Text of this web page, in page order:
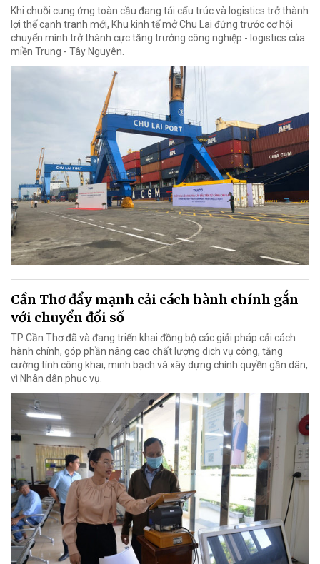
Khi chuỗi cung ứng toàn cầu đang tái cấu trúc và logistics trở thành
lợi thế cạnh tranh mới, Khu kinh tế mở Chu Lai đứng trước cơ hội
chuyển mình trở thành cực tăng trưởng công nghiệp - logistics của
miền Trung - Tây Nguyên.
Cần Thơ đẩy mạnh cải cách hành chính gắn
với chuyển đổi số
TP Cần Thơ đã và đang triển khai đồng bộ các giải pháp cải cách
hành chính, góp phần nâng cao chất lượng dịch vụ công, tăng
cường tính công khai, minh bạch và xây dựng chính quyền gần dân,
vì Nhân dân phục vụ.